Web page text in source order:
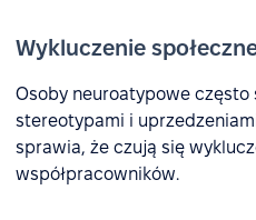
Wykluczenie
Osoby neuroatypowe często
stereotypami i
sprawia, że czują się
współpracowników.